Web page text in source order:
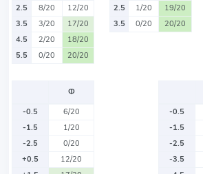
2.5
8/20
12/20
3.5
3/20
17/20
4.5
2/20
18/20
5.5
0/20 20/20
2.5
1/20
19/20
3.5
0/20 20/20
Ф
-0.5
6/20
-1.5
1/20
-2.5
0/20
+0.5
12/20
-0.5
-1.5
-2.5
-3.5